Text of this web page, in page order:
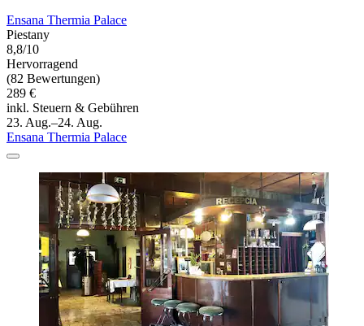
Ensana Thermia Palace
Piestany
8,8/10
Hervorragend
(82 Bewertungen)
289 €
inkl. Steuern & Gebühren
23. Aug.–24. Aug.
Ensana Thermia Palace